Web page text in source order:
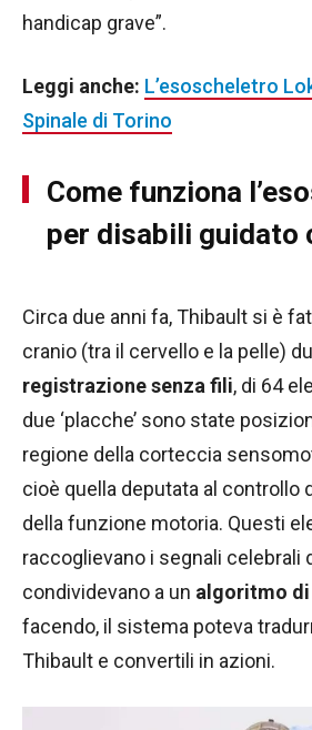
handicap grave”.
Leggi anche: L’esoscheletro
Spinale di Torino
Come funziona
per disabili guidato
Circa due anni fa, Thibault si è
cranio (tra il cervello e la pelle)
registrazione senza fili, di 64
due ‘placche’ sono state
regione della corteccia
cioè quella deputata al controllo
della funzione motoria. Questi
raccoglievano i segnali celebrali
condividevano a un algoritmo
facendo, il sistema poteva
Thibault e convertili in azioni.